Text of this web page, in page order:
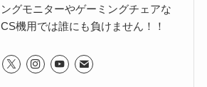
グモニターやゲーミングチェアな
機用では誰にも負けません！！